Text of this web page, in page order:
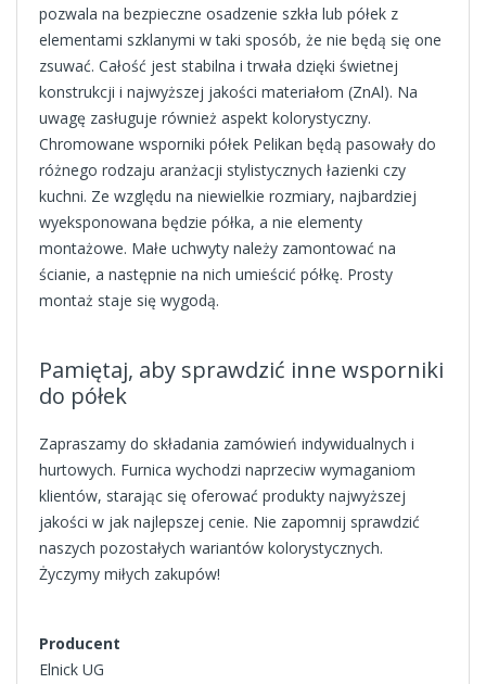
pozwala na bezpieczne osadzenie szkła lub półek z
elementami szklanymi w taki sposób, że nie będą się one
zsuwać. Całość jest stabilna i trwała dzięki świetnej
konstrukcji i najwyższej jakości materiałom (ZnAl). Na
uwagę zasługuje również aspekt kolorystyczny.
Chromowane wsporniki półek Pelikan będą pasowały do
różnego rodzaju aranżacji stylistycznych łazienki czy
kuchni. Ze względu na niewielkie rozmiary, najbardziej
wyeksponowana będzie półka, a nie elementy
montażowe. Małe uchwyty należy zamontować na
ścianie, a następnie na nich umieścić półkę. Prosty
montaż staje się wygodą.
Pamiętaj, aby sprawdzić inne wsporniki
do półek
Zapraszamy do składania zamówień indywidualnych i
hurtowych. Furnica wychodzi naprzeciw wymaganiom
klientów, starając się oferować produkty najwyższej
jakości w jak najlepszej cenie. Nie zapomnij sprawdzić
naszych pozostałych wariantów kolorystycznych.
Życzymy miłych zakupów!
Producent
Elnick UG